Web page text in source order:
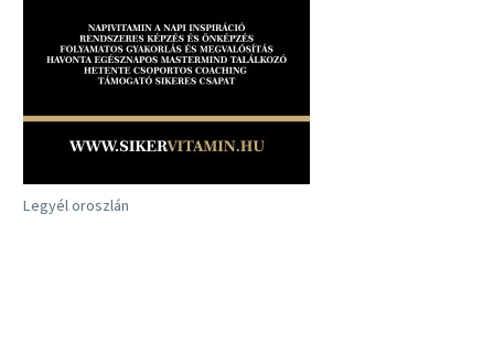
Legyél oroszlán